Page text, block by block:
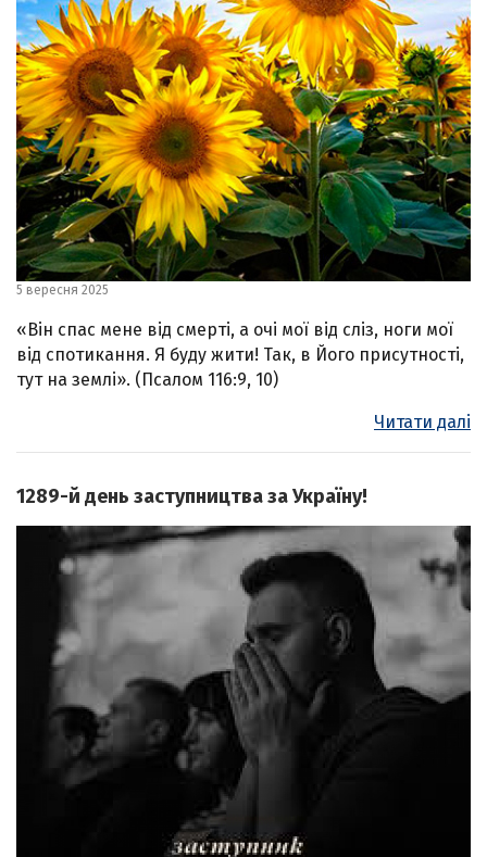
5 вересня 2025
«Він спас мене від смерті, а очі мої від сліз, ноги мої
від спотикання. Я буду жити! Так, в Його присутності,
тут на землі». (Псалом 116:9, 10)
Читати далі
1289-й день заступництва за Україну!